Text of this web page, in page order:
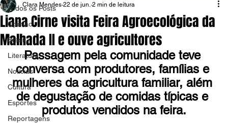
Todos os Posts
Opinião
Brasil
Literatura
Notícias
Cultura
Esportes
Reportagens
Liana Cirne visita Feira Agroecológica da
Malhada II e ouve agricultores
Clara Mendes 22 de jun. 2 min de leitura
Passagem pela comunidade teve
conversa com produtores, famílias e
mulheres da agricultura familiar, além
de degustação de comidas típicas e
produtos vendidos na feira.